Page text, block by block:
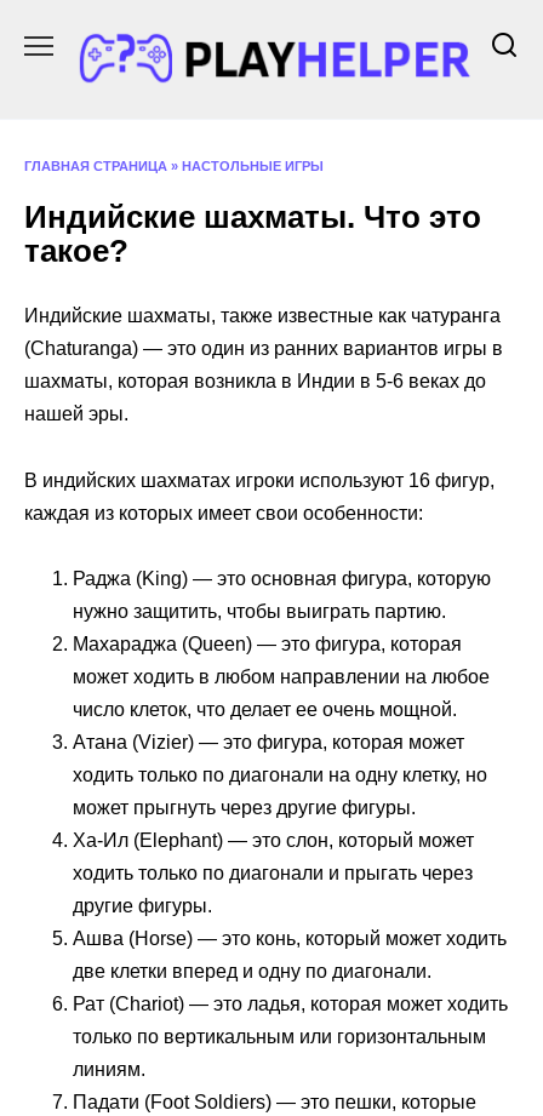
содержанию
ГЛАВНАЯ СТРАНИЦА » НАСТОЛЬНЫЕ ИГРЫ
Индийские шахматы. Что это
такое?
Индийские шахматы, также известные как чатуранга
(Chaturanga) — это один из ранних вариантов игры в
шахматы, которая возникла в Индии в 5-6 веках до
нашей эры.
В индийских шахматах игроки используют 16 фигур,
каждая из которых имеет свои особенности:
Раджа (King) — это основная фигура, которую
нужно защитить, чтобы выиграть партию.
Махараджа (Queen) — это фигура, которая
может ходить в любом направлении на любое
число клеток, что делает ее очень мощной.
Атана (Vizier) — это фигура, которая может
ходить только по диагонали на одну клетку, но
может прыгнуть через другие фигуры.
Ха-Ил (Elephant) — это слон, который может
ходить только по диагонали и прыгать через
другие фигуры.
Ашва (Horse) — это конь, который может ходить
две клетки вперед и одну по диагонали.
Рат (Chariot) — это ладья, которая может ходить
только по вертикальным или горизонтальным
линиям.
Падати (Foot Soldiers) — это пешки, которые